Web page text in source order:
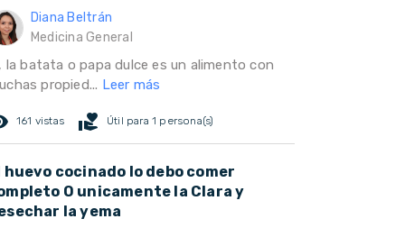
Diana Beltrán
Medicina General
la batata o papa dulce es un alimento con
propied... Leer más
161 vistas volunteer_activism Útil para 1 persona(s)
huevo cocinado lo debo comer
O unicamente la Clara y
la yema